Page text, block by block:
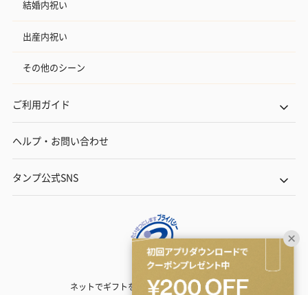
結婚内祝い
出産内祝い
その他のシーン
ご利用ガイド
ヘルプ・お問い合わせ
タンプ公式SNS
ネットでギフトを贈るなら | TANP（タンプ）